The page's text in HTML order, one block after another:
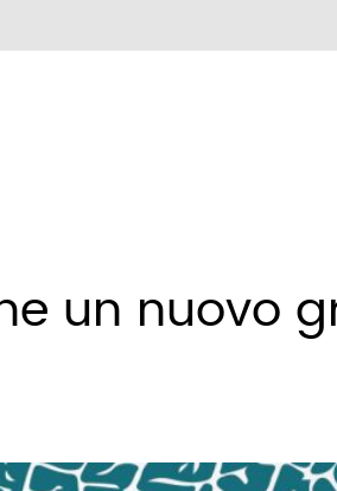
un nuovo